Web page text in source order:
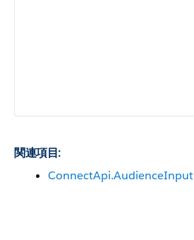
関連項目:
ConnectApi.AudienceInput